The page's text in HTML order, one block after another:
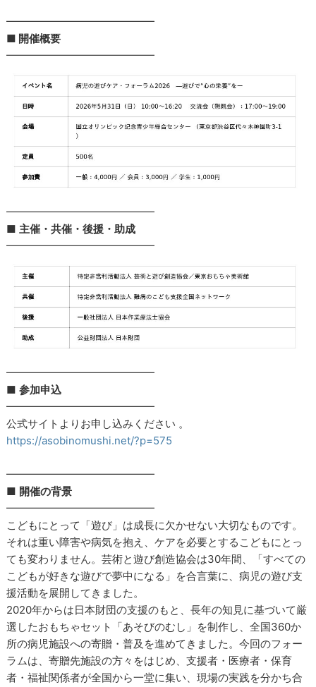
━━━━━━━━━━━━━━
■ 開催概要
━━━━━━━━━━━━━━
━━━━━━━━━━━━━━
■主催・共催・後援・助成
━━━━━━━━━━━━━━
━━━━━━━━━━━━━━
■参加申込
━━━━━━━━━━━━━━
公式サイトよりお申し込みください 。
https://asobinomushi.net/?p=575
━━━━━━━━━━━━━━
■ 開催の背景
━━━━━━━━━━━━━━
こどもにとって「遊び」は成長に欠かせない大切なものです。
それは重い障害や病気を抱え、ケアを必要とするこどもにとっ
ても変わりません。芸術と遊び創造協会は30年間、「すべての
こどもが好きな遊びで夢中になる」を合言葉に、病児の遊び支
援活動を展開してきました。
2020年からは日本財団の支援のもと、長年の知見に基づいて厳
選したおもちゃセット「あそびのむし」を制作し、全国360か
所の病児施設への寄贈・普及を進めてきました。今回のフォー
ラムは、寄贈先施設の方々をはじめ、支援者・医療者・保育
者・福祉関係者が全国から一堂に集い、現場の実践を分かち合